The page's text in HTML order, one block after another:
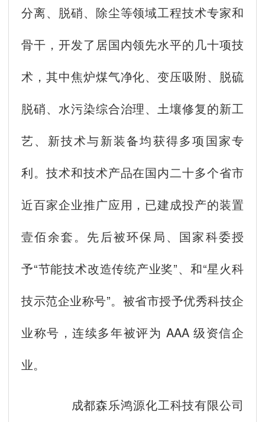
分离、脱硝、除尘等领域工程技术专家和
骨干，开发了居国内领先水平的几十项技
术，其中焦炉煤气净化、变压吸附、脱硫
脱硝、水污染综合治理、土壤修复的新工
艺、新技术与新装备均获得多项国家专
利。技术和技术产品在国内二十多个省市
近百家企业推广应用，已建成投产的装置
壹佰余套。先后被环保局、国家科委授
予“节能技术改造传统产业奖”、和“星火科
技示范企业称号”。被省市授予优秀科技企
业称号，连续多年被评为 AAA 级资信企
业。
成都森乐鸿源化工科技有限公司